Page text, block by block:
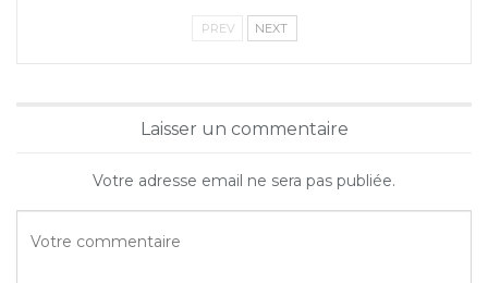
PREV NEXT
Laisser un commentaire
Votre adresse email ne sera pas publiée.